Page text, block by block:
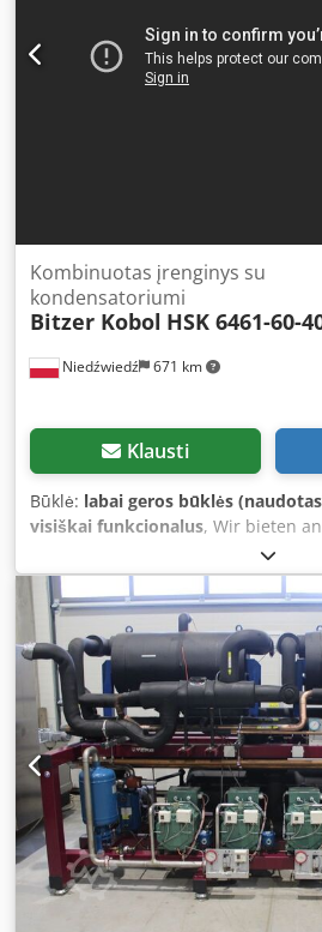
Niedźwiedź 671 km
Kombinuotas įrenginys su
kondensatoriumi
Bitzer Kobol HSK 6461-60-
Klausti
Būklė: labai geros būklės
visiškai funkcionalus, Wir bieten
industrielle Kälteanlage, bestehend
(Kältemaschinenrack) inkl. Original-
Verdichterrack: Hersteller: Berling
Verdichtermodell: 3x HSK 6461-60-
[m³/h]: 3 x 165 Kälteleistung bei
-5°C/+40°C (R404A), 280 kW bei -
Dkodpfsir E I Isx Ad Sor Baujahr:
Verdichterracks enthalten: -
Schaltschrank - Ölabscheider
Verflüssiger: Hersteller: Kobol
1C Kälteleistung: 700 kW
Breite: 230 cm, Höhe: 150 cm
2010 Die Anlagen sind in
funktionsfähigem Zustand.
Verdichtersatz oder nur den